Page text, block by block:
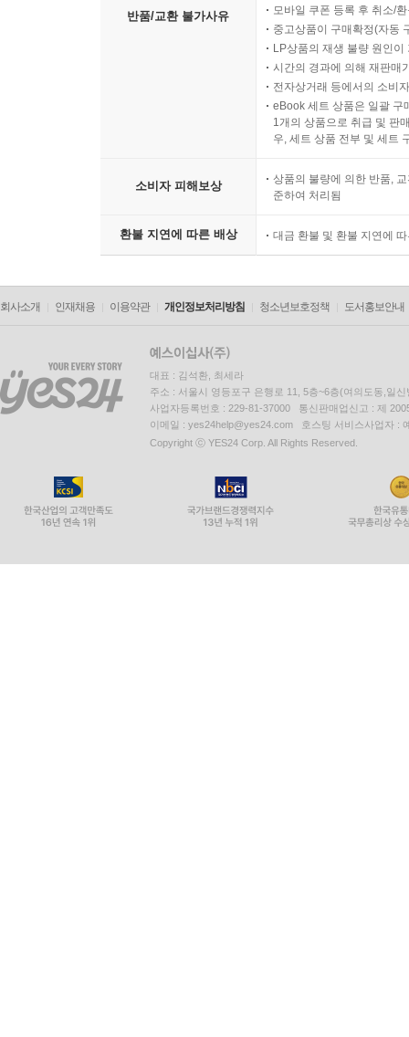
반품/교환 불가사유
모바일 쿠폰 등록 후 취소/
중고상품이 구매확정(자동
LP상품의 재생 불량 원인
시간의 경과에 의해 재판매
전자상거래 등에서의 소비
eBook 세트 상품은 일괄 구
1개의 상품으로 취급 및 판
우, 세트 상품 전부 및 세트
소비자 피해보상
상품의 불량에 의한 반품,
준하여 처리됨
환불 지연에 따른 배상 대금 환불 및 환불 지연에
회사소개 인재채용 이용약관 개인정보처리방침 청소년보호정책 도서홍보안내
대표 : 김석환, 최세라
주소 : 서울시 영등포구 은행로 11, 5층~6층(여의도동,일신
사업자등록번호 : 229-81-37000 통신판매업신고 : 제
이메일 : yes24help@yes24.com 호스팅 서비스사업자 :
Copyright ⓒ YES24 Corp. All Rights Reserved.